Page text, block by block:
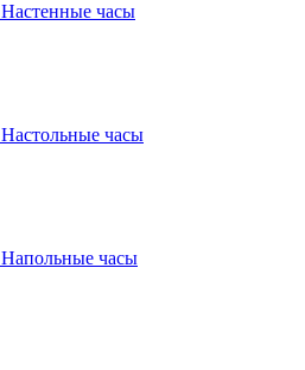
Настенные часы
Настольные часы
Напольные часы